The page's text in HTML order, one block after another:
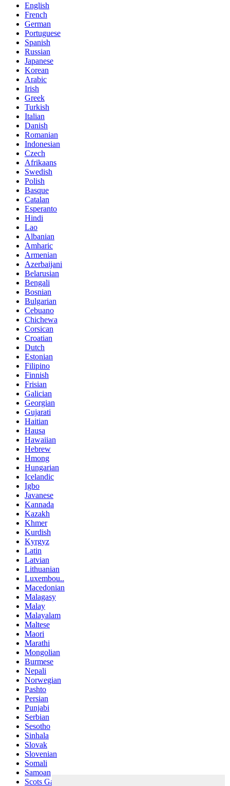
English
French
German
Portuguese
Spanish
Russian
Japanese
Korean
Arabic
Irish
Greek
Turkish
Italian
Danish
Romanian
Indonesian
Czech
Afrikaans
Swedish
Polish
Basque
Catalan
Esperanto
Hindi
Lao
Albanian
Amharic
Armenian
Azerbaijani
Belarusian
Bengali
Bosnian
Bulgarian
Cebuano
Chichewa
Corsican
Croatian
Dutch
Estonian
Filipino
Finnish
Frisian
Galician
Georgian
Gujarati
Haitian
Hausa
Hawaiian
Hebrew
Hmong
Hungarian
Icelandic
Igbo
Javanese
Kannada
Kazakh
Khmer
Kurdish
Kyrgyz
Latin
Latvian
Lithuanian
Luxembou..
Macedonian
Malagasy
Malay
Malayalam
Maltese
Maori
Marathi
Mongolian
Burmese
Nepali
Norwegian
Pashto
Persian
Punjabi
Serbian
Sesotho
Sinhala
Slovak
Slovenian
Somali
Samoan
Scots Gaelic